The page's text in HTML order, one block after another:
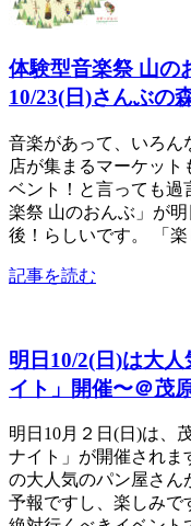
体験型音楽祭 山の
10/23(日)さんぶの
音楽があって、いろん
店が集まるマーケット
ベント！と言っても過
楽祭 山のおんぶ」が
後！らしいです。 「
記事を読む
明日10/2(日)は大
イト」開催〜＠茂
明日10月２日(日)は、
ナイト」が開催されま
の大人気のパン屋さん
予報ですし、楽しみで